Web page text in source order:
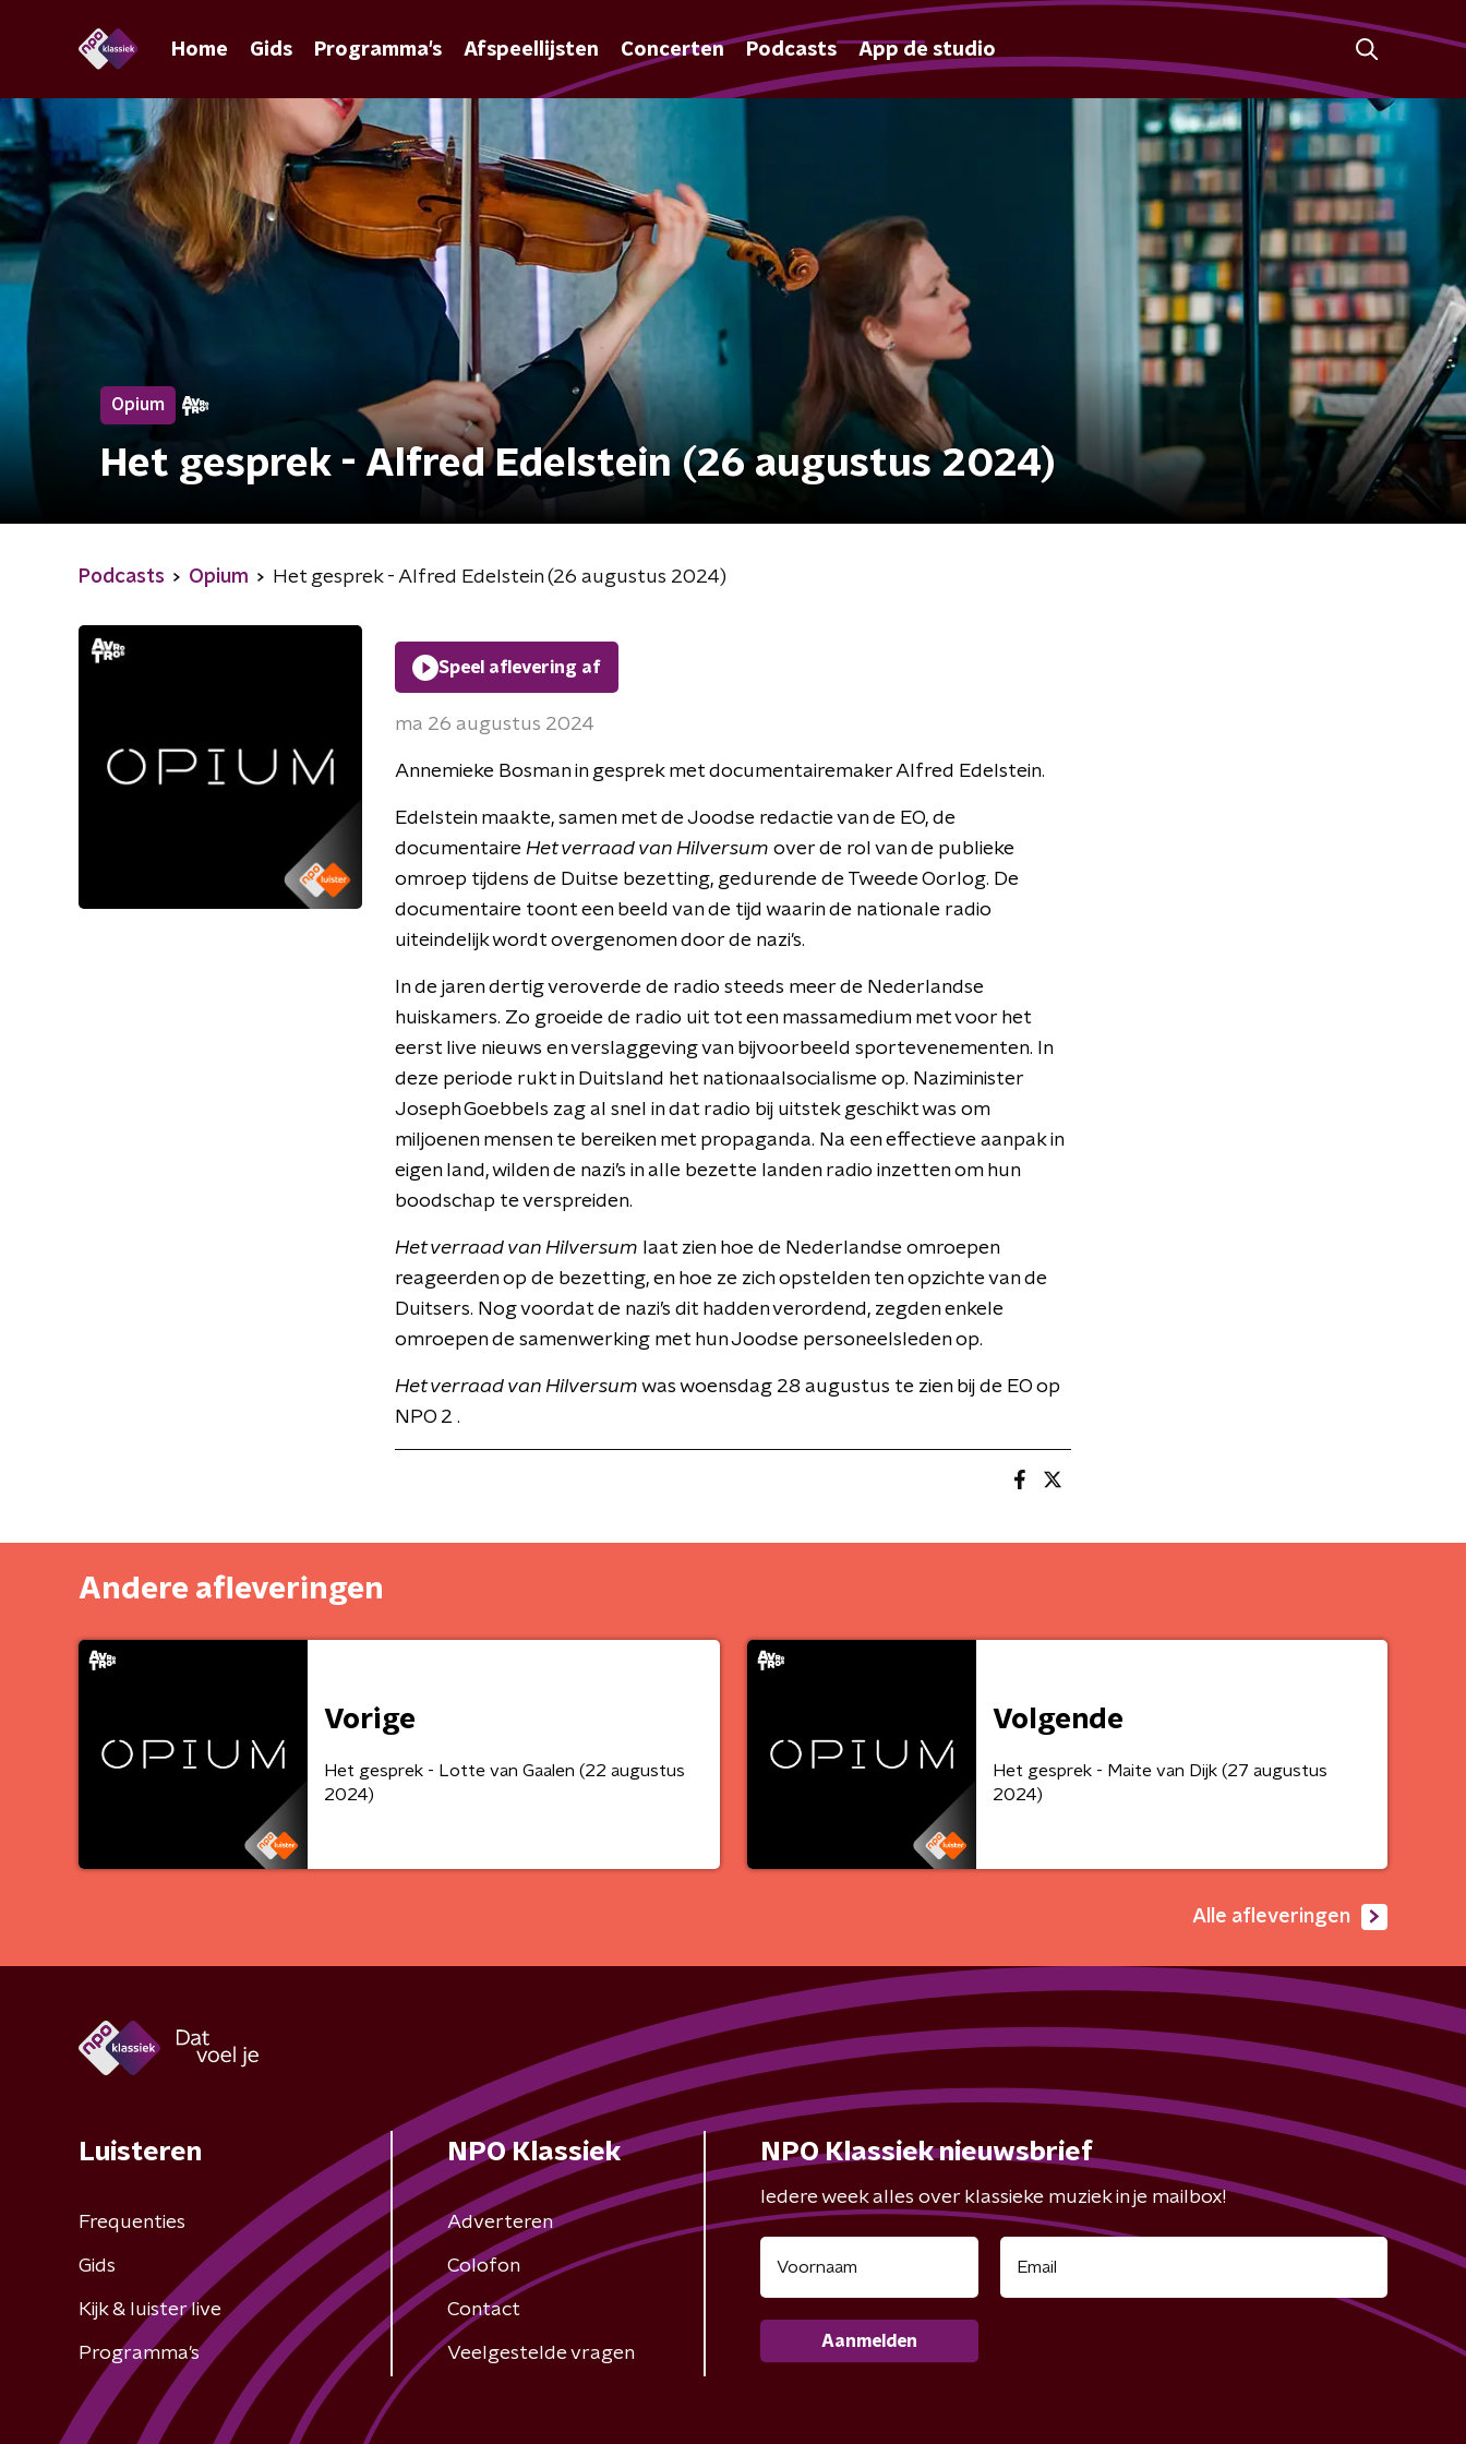
Home Gids Programma's Afspeellijsten Concerten Podcasts App de studio
Opium
Het gesprek - Alfred Edelstein (26 augustus 2024)
Podcasts Opium Het gesprek - Alfred Edelstein (26 augustus 2024)
Speel aflevering af
ma 26 augustus 2024
Annemieke Bosman in gesprek met documentairemaker Alfred Edelstein.
Edelstein maakte, samen met de Joodse redactie van de EO, de
documentaire Het verraad van Hilversum over de rol van de publieke
omroep tijdens de Duitse bezetting, gedurende de Tweede Oorlog. De
documentaire toont een beeld van de tijd waarin de nationale radio
uiteindelijk wordt overgenomen door de nazi's.
In de jaren dertig veroverde de radio steeds meer de Nederlandse
huiskamers. Zo groeide de radio uit tot een massamedium met voor het
eerst live nieuws en verslaggeving van bijvoorbeeld sportevenementen. In
deze periode rukt in Duitsland het nationaalsocialisme op. Naziminister
Joseph Goebbels zag al snel in dat radio bij uitstek geschikt was om
miljoenen mensen te bereiken met propaganda. Na een effectieve aanpak in
eigen land, wilden de nazi’s in alle bezette landen radio inzetten om hun
boodschap te verspreiden.
Het verraad van Hilversum laat zien hoe de Nederlandse omroepen
reageerden op de bezetting, en hoe ze zich opstelden ten opzichte van de
Duitsers. Nog voordat de nazi’s dit hadden verordend, zegden enkele
omroepen de samenwerking met hun Joodse personeelsleden op.
Het verraad van Hilversum was woensdag 28 augustus te zien bij de EO op
NPO 2 .
Andere afleveringen
Vorige
Het gesprek - Lotte van Gaalen (22 augustus
2024)
Volgende
Het gesprek - Maite van Dijk (27 augustus
2024)
Alle afleveringen
Luisteren
Frequenties
Gids
Kijk & luister live
Programma's
NPO Klassiek
Adverteren
Colofon
Contact
Veelgestelde vragen
NPO Klassiek nieuwsbrief
Iedere week alles over klassieke muziek in je mailbox!
Aanmelden